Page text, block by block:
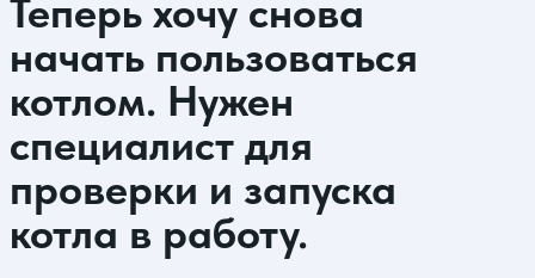
Теперь хочу снова
начать пользоваться
котлом. Нужен
специалист для
проверки и запуска
котла в работу.